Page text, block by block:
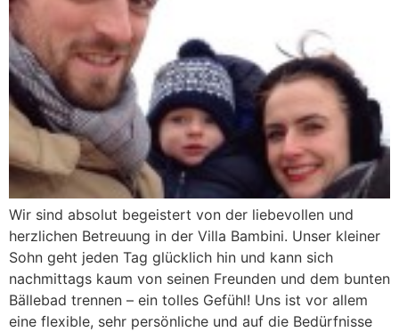
Wir sind absolut begeistert von der liebevollen und
herzlichen Betreuung in der Villa Bambini. Unser kleiner
Sohn geht jeden Tag glücklich hin und kann sich
nachmittags kaum von seinen Freunden und dem bunten
Bällebad trennen – ein tolles Gefühl! Uns ist vor allem
eine flexible, sehr persönliche und auf die Bedürfnisse